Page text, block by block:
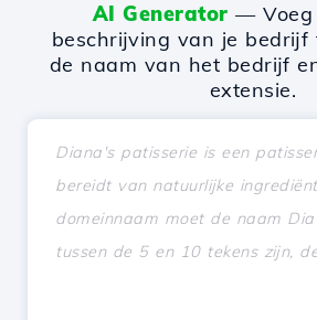
AI Generator — Voeg
beschrijving van je bedrijf
de naam van het bedrijf
extensie.